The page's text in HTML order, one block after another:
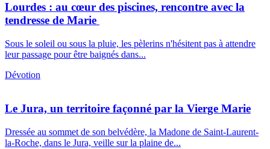
Lourdes : au cœur des piscines, rencontre avec la
tendresse de Marie
Sous le soleil ou sous la pluie, les pèlerins n'hésitent pas à attendre
leur passage pour être baignés dans...
Dévotion
Le Jura, un territoire façonné par la Vierge Marie
Dressée au sommet de son belvédère, la Madone de Saint-Laurent-
la-Roche, dans le Jura, veille sur la plaine de...